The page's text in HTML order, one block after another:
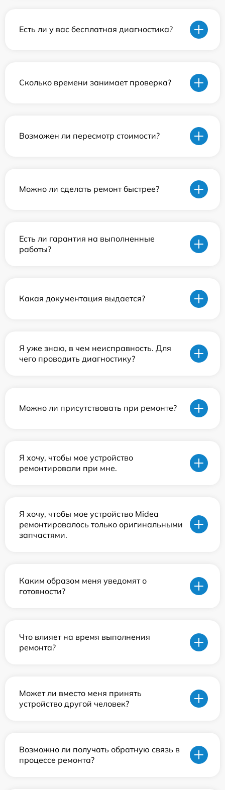
Есть ли у вас бесплатная диагностика?
Сколько времени занимает проверка?
Возможен ли пересмотр стоимости?
Можно ли сделать ремонт быстрее?
Есть ли гарантия на выполненные
работы?
Какая документация выдается?
Я уже знаю, в чем неисправность. Для
чего проводить диагностику?
Можно ли присутствовать при ремонте?
Я хочу, чтобы мое устройство
ремонтировали при мне.
Я хочу, чтобы мое устройство Midea
ремонтировалось только оригинальными
запчастями.
Каким образом меня уведомят о
готовности?
Что влияет на время выполнения
ремонта?
Может ли вместо меня принять
устройство другой человек?
Возможно ли получать обратную связь в
процессе ремонта?